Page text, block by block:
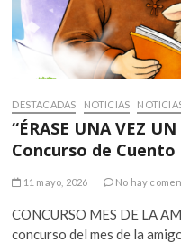
DESTACADAS NOTICIAS
“ÉRASE UNA VEZ
Concurso de Cuento
11 mayo, 2026 No hay
CONCURSO MES DE LA
concurso del mes de la